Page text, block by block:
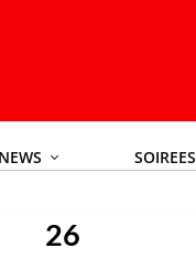
SOIREES
26